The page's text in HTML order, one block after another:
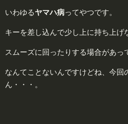
いわゆるヤマハ病ってやつです。
キーを差し込んで少し上に持ち上げ
スムーズに回ったりする場合があっ
なんてことないんですけどね、今回
ん・・・。